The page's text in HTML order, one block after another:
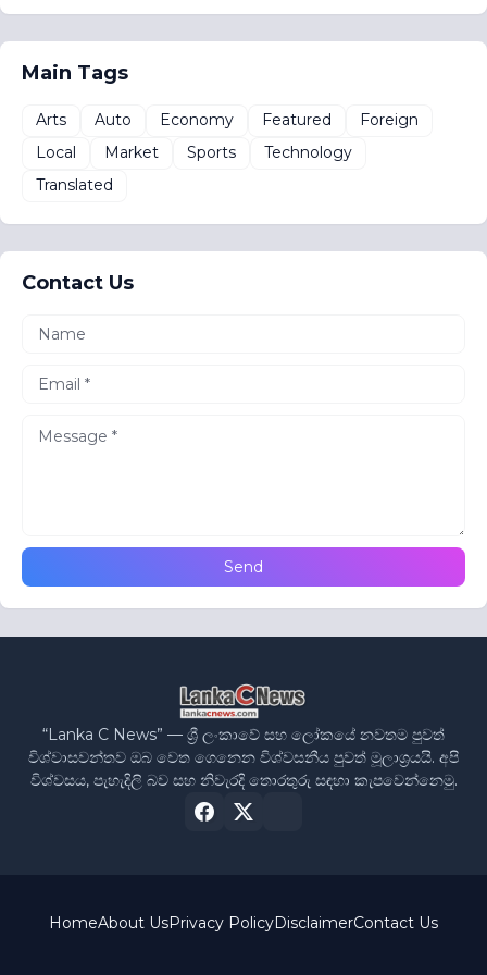
Main Tags
Arts Auto Economy Featured
Foreign
Local
Market Sports
Technology
Translated
Contact Us
“Lanka C News” — ශ්‍රී ලංකාවේ සහ ලෝකයේ නවතම පුවත්
විශ්වාසවන්තව ඔබ වෙත ගෙනෙන විශ්වසනීය පුවත් මූලාශ්‍රයයි. අපි
විශ්වසය, පැහැදිලි බව සහ නිවැරදි තොරතුරු සඳහා කැපවෙන්නෙමු.
HomeAbout UsPrivacy PolicyDisclaimerContact Us